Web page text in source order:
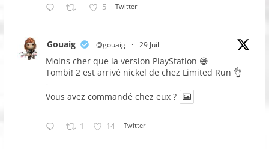
5 Twitter
Gouaig @gouaig · 29 Juil
Moins cher que la version PlayStation 😅
Tombi! 2 est arrivé nickel de chez Limited Run 👌
-
Vous avez commandé chez eux ?
1 14 Twitter